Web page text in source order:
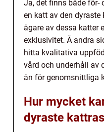
Ja, det finns både för-
en katt av den dyraste
ägare av dessa katter
exklusivitet. Å andra
hitta kvalitativa
vård och underhåll av
än för genomsnittliga
Hur mycket
dyraste